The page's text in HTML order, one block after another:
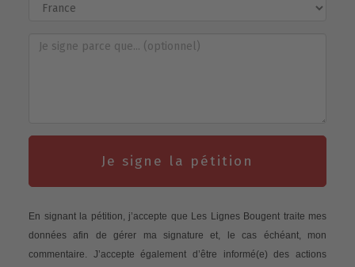
Je signe la pétition
En signant la pétition, j’accepte que Les Lignes Bougent traite mes
données afin de gérer ma signature et, le cas échéant, mon
commentaire. J’accepte également d’être informé(e) des actions